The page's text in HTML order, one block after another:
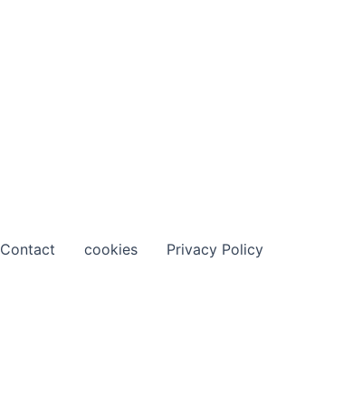
Contact cookies Privacy Policy